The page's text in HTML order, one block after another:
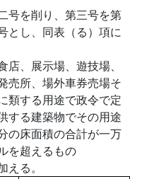
号を削り、第三号を第
とし、同表（る）項に
店、展示場、遊技場、
売所、場外車券売場そ
類する用途で政令で定
する建築物でその用途
の床面積の合計が一万
を超えるもの
る。